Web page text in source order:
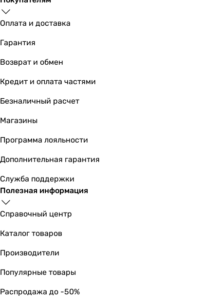
4 500
Основные характеристики
Назначение
для душа
для душа
для душа
для душа
для душа
для душа
для душа
Тип
смеситель
смеситель
смеситель
смеситель
смеситель
Оплата и доставка
Гарантия
Возврат и обмен
Кредит и оплата частями
Безналичный расчет
Магазины
Программа лояльности
Дополнительная гарантия
Служба поддержки
Полезная информация
Справочный центр
Каталог товаров
Производители
Популярные товары
Распродажа до -50%